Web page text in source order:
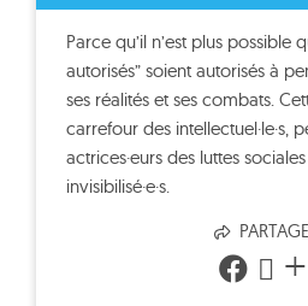
Parce qu’il n’est plus possible
autorisés” soient autorisés à
ses réalités et ses combats.
carrefour des intellectuel·le·s,
actrices·eurs des luttes
invisibilisé·e·s.
+